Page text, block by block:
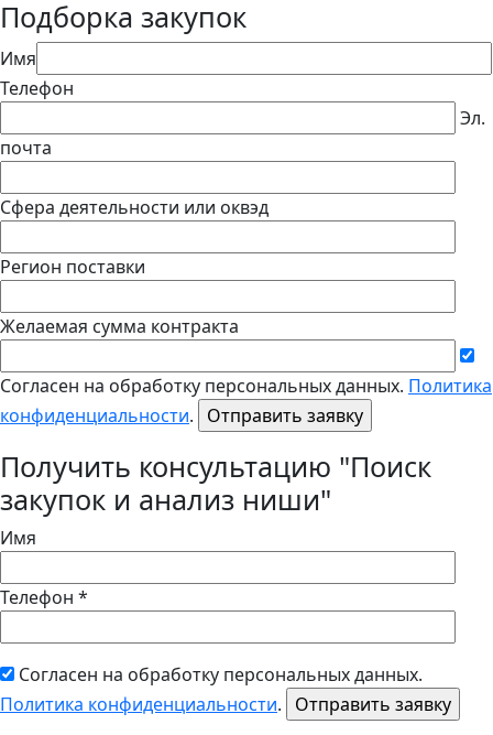
Подборка закупок
Имя
Телефон
Эл.
почта
Сфера деятельности или оквэд
Регион поставки
Желаемая сумма контракта
Согласен на обработку персональных данных. Политика
конфиденциальности.
Получить консультацию "Поиск
закупок и анализ ниши"
Имя
Телефон *
Согласен на обработку персональных данных.
Политика конфиденциальности.